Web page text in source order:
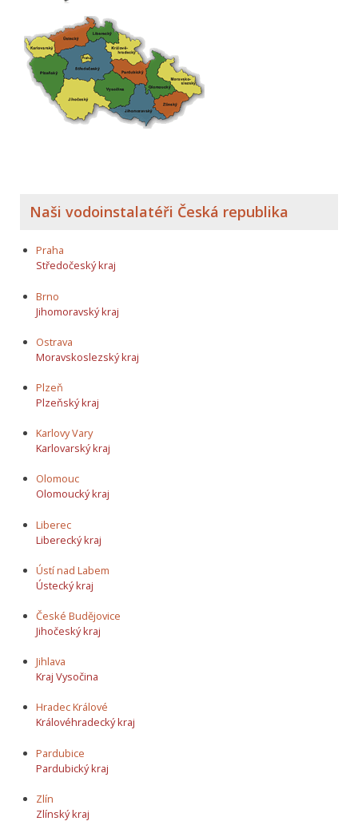
Naši vodoinstalatéři Česká republika
Praha
Středočeský kraj
Brno
Jihomoravský kraj
Ostrava
Moravskoslezský kraj
Plzeň
Plzeňský kraj
Karlovy Vary
Karlovarský kraj
Olomouc
Olomoucký kraj
Liberec
Liberecký kraj
Ústí nad Labem
Ústecký kraj
České Budějovice
Jihočeský kraj
Jihlava
Kraj Vysočina
Hradec Králové
Královéhradecký kraj
Pardubice
Pardubický kraj
Zlín
Zlínský kraj